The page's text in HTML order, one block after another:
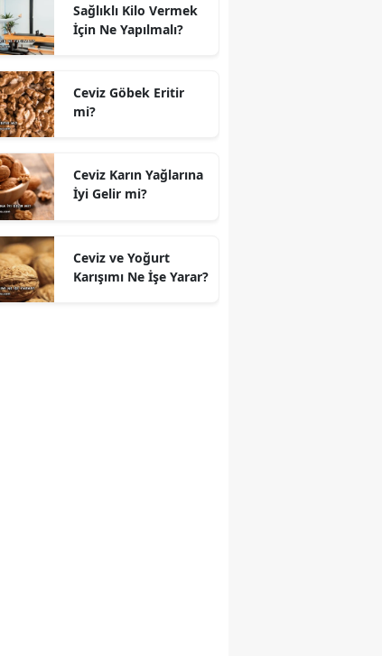
Sağlıklı Kilo Vermek
İçin Ne Yapılmalı?
Ceviz Göbek Eritir
mi?
Ceviz Karın Yağlarına
İyi Gelir mi?
Ceviz ve Yoğurt
Karışımı Ne İşe Yarar?